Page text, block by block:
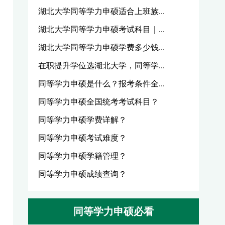
湖北大学同等学力申硕适合上班族...
湖北大学同等学力申硕考试科目｜...
湖北大学同等学力申硕学费多少钱...
在职提升学位选湖北大学，同等学...
同等学力申硕是什么？报考条件全...
同等学力申硕全国统考考试科目？
同等学力申硕学费详解？
同等学力申硕考试难度？
同等学力申硕学籍管理？
同等学力申硕成绩查询？
同等学力申硕必看